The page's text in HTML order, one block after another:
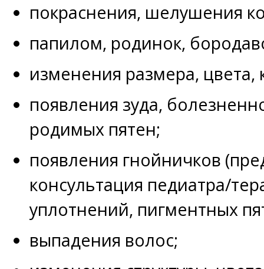
покраснения, шелушения
папилом, родинок,
изменения размера,
появления зуда,
родимых пятен;
появления гнойничков
консультация педиатра/
уплотнений, пигментных
выпадения волос;